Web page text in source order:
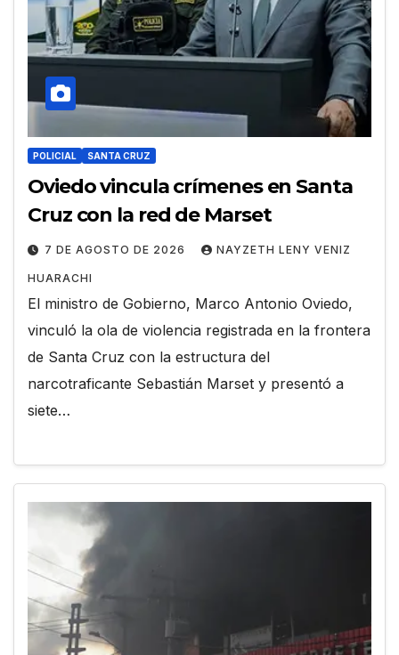
POLICIAL SANTA CRUZ
Oviedo vincula crímenes en Santa
Cruz con la red de Marset
7 DE AGOSTO DE 2026 NAYZETH LENY VENIZ
HUARACHI
El ministro de Gobierno, Marco Antonio Oviedo,
vinculó la ola de violencia registrada en la frontera
de Santa Cruz con la estructura del
narcotraficante Sebastián Marset y presentó a
siete…